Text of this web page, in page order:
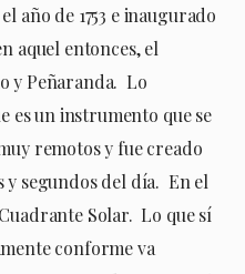
año de 1753 e inaugurado
aquel entonces, el
y Peñaranda. Lo
es un instrumento que se
remotos y fue creado
segundos del día. En el
Solar. Lo que sí
conforme va